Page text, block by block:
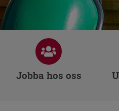
Jobba hos oss